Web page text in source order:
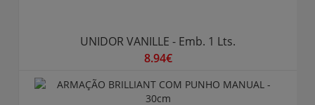
UNIDOR VANILLE - Emb. 1 Lts.
8.94€